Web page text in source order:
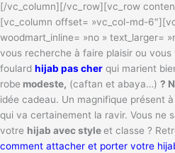
[/vc_column][/vc_row][vc_row
[vc_column offset= »vc_col-md-
woodmart_inline= »no » text_larger=
vous recherche à faire plaisir ou vous
foulard hijab pas cher qui marient
robe modeste, (caftan et abaya…) ?
idée cadeau. Un magnifique présent
qui va certainement la ravir. Vous ne
votre hijab avec styleet classe ?
comment attacher et porter votre